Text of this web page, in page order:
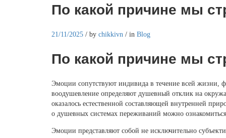
По какой причине мы
21/11/2025 / by chikkivn / in Blog
По какой причине мы
Эмоции сопутствуют индивида в течение всей жизни,
воодушевление определяют душевный отклик на
оказалось естественной составляющей внутренней
о душевных системах переживаний можно
Эмоции представляют собой не исключительно